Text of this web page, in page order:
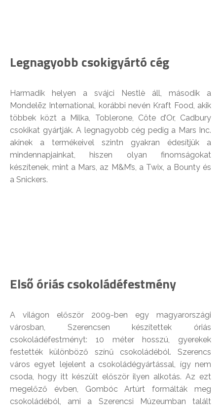
Legnagyobb csokigyártó cég
Harmadik helyen a svájci Nestlè áll, második a
Mondelēz International, korábbi nevén Kraft Food, akik
többek közt a Milka, Toblerone, Côte d’Or, Cadbury
csokikat gyártják. A legnagyobb cég pedig a Mars Inc.
akinek a termékeivel szintn gyakran édesítjük a
mindennapjainkat, hiszen olyan finomságokat
készítenek, mint a Mars, az M&M’s, a Twix, a Bounty és
a Snickers.
Első óriás csokoládéfestmény
A világon először 2009-ben egy magyarországi
városban, Szerencsen készítettek óriás
csokoládéfestményt: 10 méter hosszú, gyerekek
festették különböző színű csokoládéból. Szerencs
város egyet lejelent a csokoládégyártással, így nem
csoda, hogy itt készült először ilyen alkotás. Az ezt
megelőző évben, Gombóc Artúrt formálták meg
csokoládéból, ami a Szerencsi Múzeumban talált